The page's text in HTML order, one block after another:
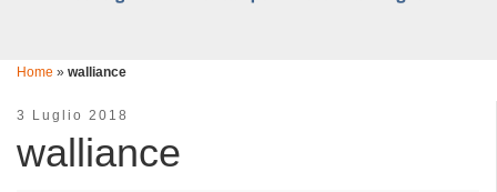
Home » walliance
3 Luglio 2018
walliance